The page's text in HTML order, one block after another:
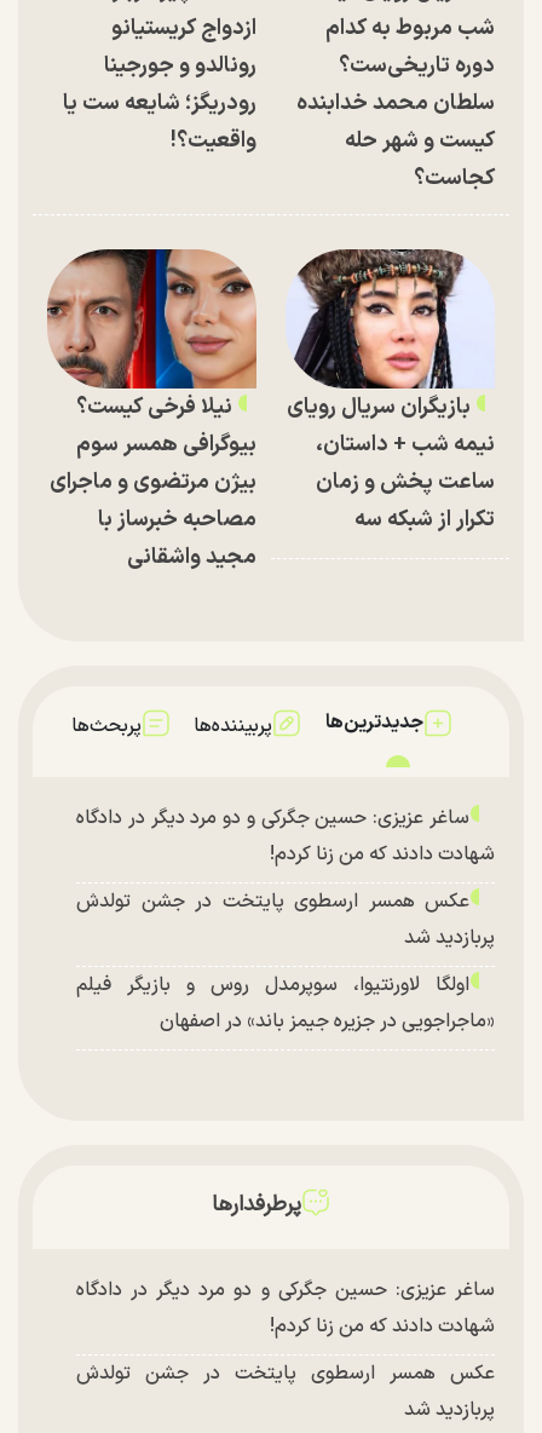
شب مربوط به کدام
دوره تاریخی‌ست؟
سلطان محمد خدابنده
کیست و شهر حله
کجاست؟
ازدواج کریستیانو
رونالدو و جورجینا
رودریگز؛ شایعه ست یا
واقعیت؟!
بازیگران سریال رویای
نیمه شب + داستان،
ساعت پخش و زمان
تکرار از شبکه سه
نیلا فرخی کیست؟
بیوگرافی همسر سوم
بیژن مرتضوی و ماجرای
مصاحبه خبرساز با
مجید واشقانی
جدیدترین‌ها پربیننده‌ها پربحث‌ها
ساغر عزیزی: حسین جگرکی و دو مرد دیگر در دادگاه
شهادت دادند که من زنا کردم!
عکس همسر ارسطوی پایتخت در جشن تولدش
پربازدید شد
اولگا لاورنتیوا، سوپرمدل روس و بازیگر فیلم
«ماجراجویی در جزیره جیمز باند» در اصفهان
پرطرفدارها
ساغر عزیزی: حسین جگرکی و دو مرد دیگر در دادگاه
شهادت دادند که من زنا کردم!
عکس همسر ارسطوی پایتخت در جشن تولدش
پربازدید شد